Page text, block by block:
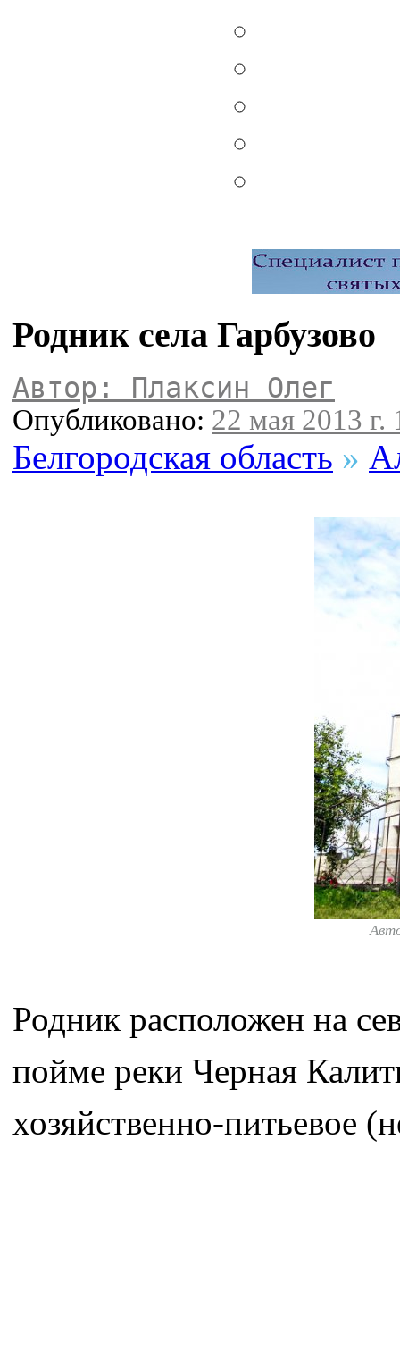
Родник села Гарбузово
Автор: Плаксин Олег
Опубликовано: 22 мая 2013 г.
Белгородская область »
Родник расположен на
пойме реки Черная
хозяйственно-питьевое